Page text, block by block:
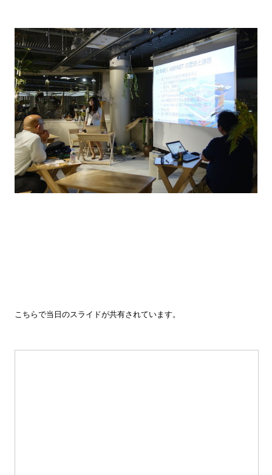
こちらで当日のスライドが共有されています。